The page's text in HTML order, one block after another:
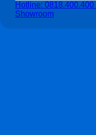
Hotline: 0818.400.400
Showroom